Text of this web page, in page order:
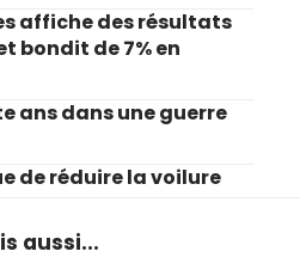
affiche des résultats
bondit de 7% en
ans dans une guerre
de réduire la voilure
aussi...